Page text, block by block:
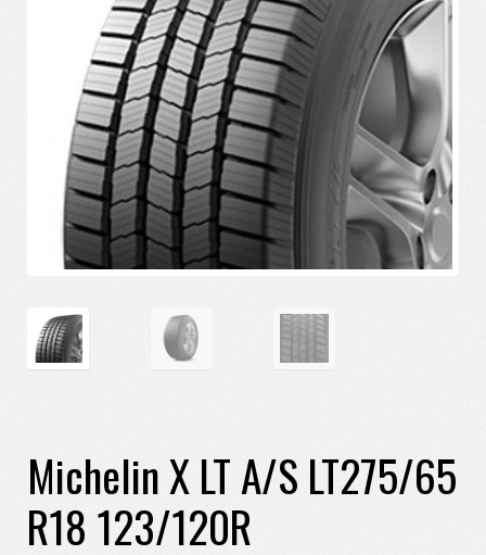
Michelin X LT A/S LT275/65
R18 123/120R